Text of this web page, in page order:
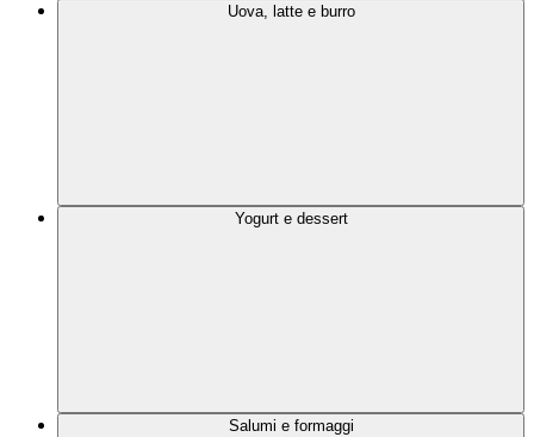
Uova, latte e burro
Yogurt e dessert
Salumi e formaggi